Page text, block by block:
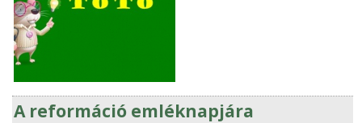
A reformáció emléknapjára